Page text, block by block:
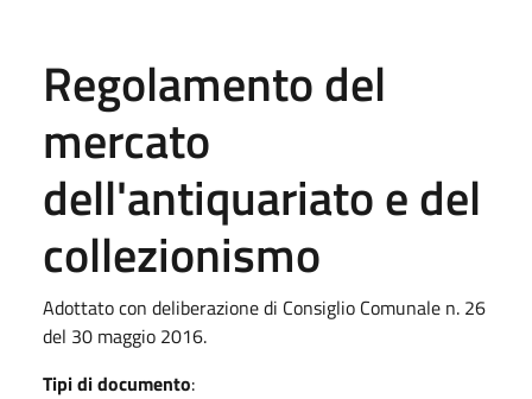
Regolamento del
mercato
dell'antiquariato e del
collezionismo
Adottato con deliberazione di Consiglio Comunale n. 26
del 30 maggio 2016.
Tipi di documento: